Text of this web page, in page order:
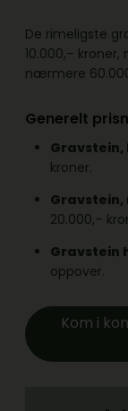
De rimeligste
10.000,–
nærmere
Generelt
Gravstein,
kroner.
Gravstein,
20.000,–
Gravstein
oppover.
Kom i